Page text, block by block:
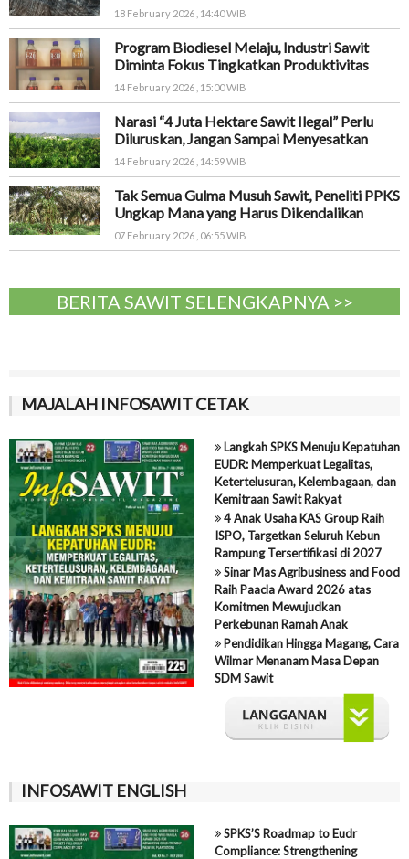
18 February 2026 , 14:40 WIB
Program Biodiesel Melaju, Industri Sawit
Diminta Fokus Tingkatkan Produktivitas
14 February 2026 , 15:00 WIB
Narasi “4 Juta Hektare Sawit Ilegal” Perlu
Diluruskan, Jangan Sampai Menyesatkan
14 February 2026 , 14:59 WIB
Tak Semua Gulma Musuh Sawit, Peneliti PPKS
Ungkap Mana yang Harus Dikendalikan
07 February 2026 , 06:55 WIB
BERITA SAWIT SELENGKAPNYA >>
MAJALAH INFOSAWIT CETAK
Langkah SPKS Menuju Kepatuhan
EUDR: Memperkuat Legalitas,
Ketertelusuran, Kelembagaan, dan
Kemitraan Sawit Rakyat
4 Anak Usaha KAS Group Raih
ISPO, Targetkan Seluruh Kebun
Rampung Tersertifikasi di 2027
Sinar Mas Agribusiness and Food
Raih Paacla Award 2026 atas
Komitmen Mewujudkan
Perkebunan Ramah Anak
Pendidikan Hingga Magang, Cara
Wilmar Menanam Masa Depan
SDM Sawit
INFOSAWIT ENGLISH
SPKS’S Roadmap to Eudr
Compliance: Strengthening